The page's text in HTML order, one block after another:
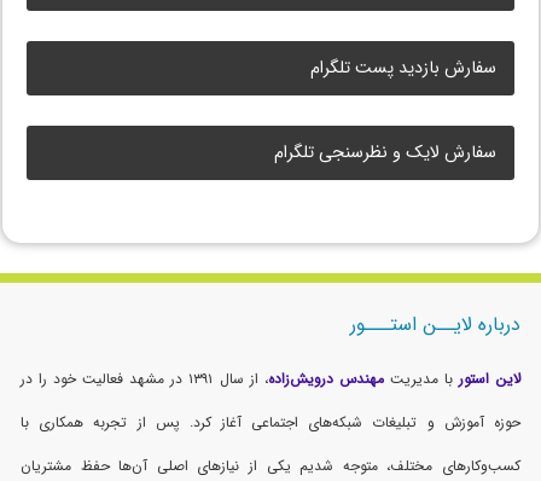
سفارش بازدید پست تلگرام
سفارش لایک و نظرسنجی تلگرام